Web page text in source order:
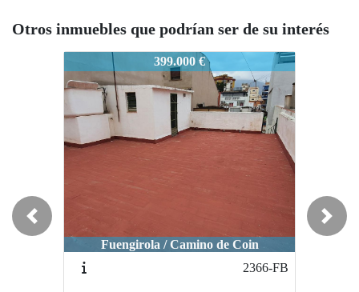
Otros inmuebles que podrían ser de su interés
399.000 €
Fuengirola / Camino de Coin
2510-FB 335.000 €
Fuengirola / 1 LINEA DE PLAYA - Los
Boliches
2290-FB
Previous Next